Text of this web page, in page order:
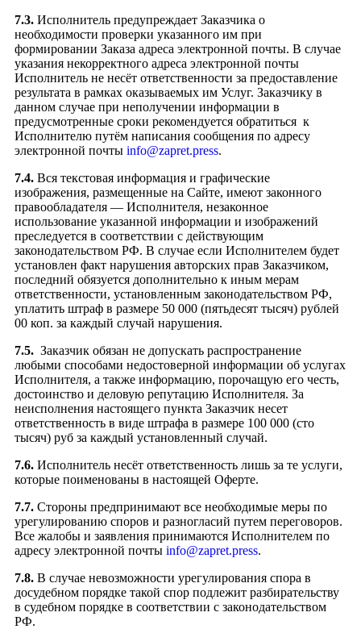
7.3. Исполнитель предупреждает Заказчика о
необходимости проверки указанного им при
формировании Заказа адреса электронной почты. В случае
указания некорректного адреса электронной почты
Исполнитель не несёт ответственности за предоставление
результата в рамках оказываемых им Услуг. Заказчику в
данном случае при неполучении информации в
предусмотренные сроки рекомендуется обратиться к
Исполнителю путём написания сообщения по адресу
электронной почты info@zapret.press.
7.4. Вся текстовая информация и графические
изображения, размещенные на Сайте, имеют законного
правообладателя — Исполнителя, незаконное
использование указанной информации и изображений
преследуется в соответствии с действующим
законодательством РФ. В случае если Исполнителем будет
установлен факт нарушения авторских прав Заказчиком,
последний обязуется дополнительно к иным мерам
ответственности, установленным законодательством РФ,
уплатить штраф в размере 50 000 (пятьдесят тысяч) рублей
00 коп. за каждый случай нарушения.
7.5. Заказчик обязан не допускать распространение
любыми способами недостоверной информации об услугах
Исполнителя, а также информацию, порочащую его честь,
достоинство и деловую репутацию Исполнителя. За
неисполнения настоящего пункта Заказчик несет
ответственность в виде штрафа в размере 100 000 (сто
тысяч) руб за каждый установленный случай.
7.6. Исполнитель несёт ответственность лишь за те услуги,
которые поименованы в настоящей Оферте.
7.7. Стороны предпринимают все необходимые меры по
урегулированию споров и разногласий путем переговоров.
Все жалобы и заявления принимаются Исполнителем по
адресу электронной почты info@zapret.press.
7.8. В случае невозможности урегулирования спора в
досудебном порядке такой спор подлежит разбирательству
в судебном порядке в соответствии с законодательством
РФ.